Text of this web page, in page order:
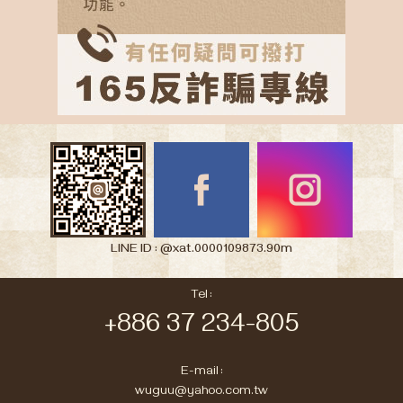
LINE ID : @xat.0000109873.90m
Tel :
+886 37 234-805
E-mail :
wuguu@yahoo.com.tw